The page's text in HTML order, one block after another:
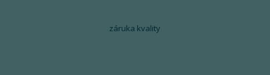
záruka kvality